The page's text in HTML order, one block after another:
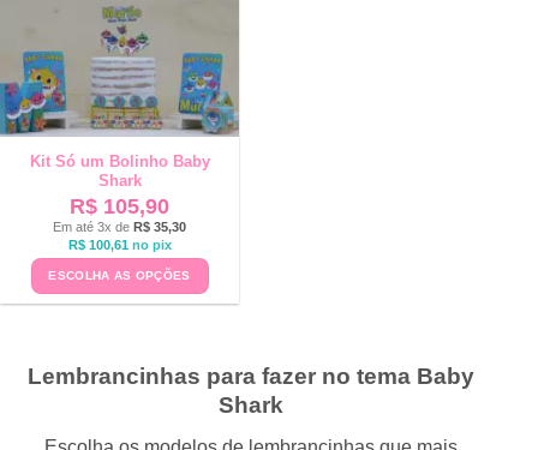
Kit Só um Bolinho Baby
Shark
R$ 105,90
Em até 3x de R$ 35,30
R$100,61 no pix
ESCOLHA AS OPÇÕES
Lembrancinhas para fazer no tema Baby
Shark